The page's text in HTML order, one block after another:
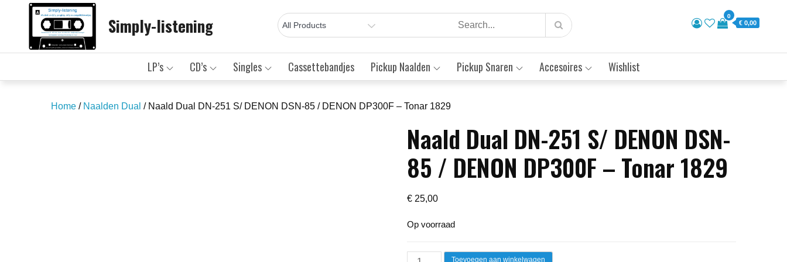
Simply-listening 0
€ 0,00
LP’s CD’s Singles Cassettebandjes Pickup Naalden Pickup Snaren Accesoires Wishlist
Home / Naalden Dual / Naald Dual DN-251 S/ DENON DSN-85 / DENON DP300F – Tonar 1829
Naald Dual DN-251 S/ DENON DSN-
85 / DENON DP300F – Tonar 1829
€ 25,00
Op voorraad
Naald
Toevoegen aan winkelwagen